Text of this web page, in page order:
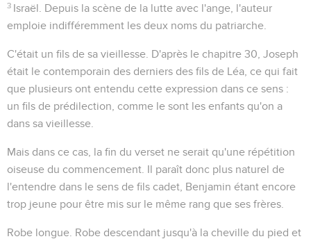
3 Israël . Depuis la scène de la lutte avec l'ange, l'auteur
emploie indifféremment les deux noms du patriarche.
C'était un fils de sa vieillesse . D'après le chapitre 30, Joseph
était le contemporain des derniers des fils de Léa, ce qui fait
que plusieurs ont entendu cette expression dans ce sens :
un fils de prédilection , comme le sont les enfants qu'on a
dans sa vieillesse.
Mais dans ce cas, la fin du verset ne serait qu'une répétition
oiseuse du commencement. Il paraît donc plus naturel de
l'entendre dans le sens de fils cadet , Benjamin étant encore
trop jeune pour être mis sur le même rang que ses frères.
Robe longue . Robe descendant jusqu'à la cheville du pied et